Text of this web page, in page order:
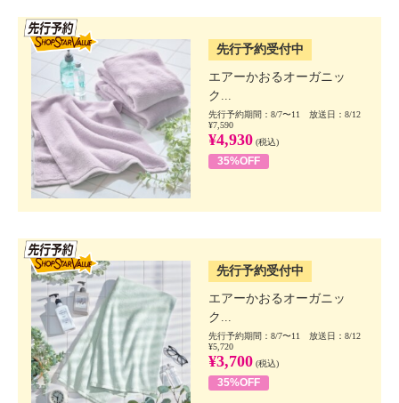
先行予約受付中
エアーかおるオーガニッ
ク...
先行予約期間：8/7〜11 放送日：8/12
¥7,590
¥4,930 (税込)
35%OFF
先行予約受付中
エアーかおるオーガニッ
ク...
先行予約期間：8/7〜11 放送日：8/12
¥5,720
¥3,700 (税込)
35%OFF